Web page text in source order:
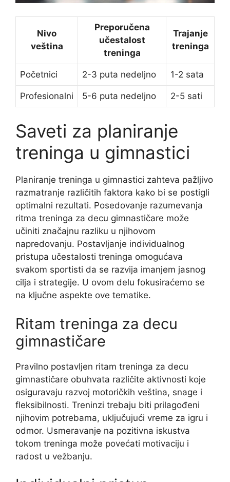
Nivo
veština
Preporučena
učestalost
treninga
Trajanje
treninga
Početnici 2-3 puta nedeljno 1-2 sata
Profesionalni 5-6 puta nedeljno 2-5 sati
Saveti za planiranje
treninga u gimnastici
Planiranje treninga u gimnastici zahteva pažljivo
razmatranje različitih faktora kako bi se postigli
optimalni rezultati. Posedovanje razumevanja
ritma treninga za decu gimnastičare može
učiniti značajnu razliku u njihovom
napredovanju. Postavljanje individualnog
pristupa učestalosti treninga omogućava
svakom sportisti da se razvija imanjem jasnog
cilja i strategije. U ovom delu fokusiraćemo se
na ključne aspekte ove tematike.
Ritam treninga za decu
gimnastičare
Pravilno postavljen ritam treninga za decu
gimnastičare obuhvata različite aktivnosti koje
osiguravaju razvoj motoričkih veština, snage i
fleksibilnosti. Treninzi trebaju biti prilagođeni
njihovim potrebama, uključujući vreme za igru i
odmor. Usmeravanje na pozitivna iskustva
tokom treninga može povećati motivaciju i
radost u vežbanju.